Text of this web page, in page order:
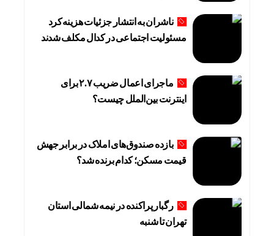
ناشران به انتشار جزئیات هزینه‌کرد
مسئولیت اجتماعی در کدال مکلف شدند
ماجرای اعمال ضریب ۲.۷ برای
اینترنت بین‌الملل چیست؟
بازده صندوق‌های املاک در برابر جهش
قیمت مسکن؛ کدام برنده شد؟
رگبار پراکنده در نیمه شمالی استان
تهران تا شنبه